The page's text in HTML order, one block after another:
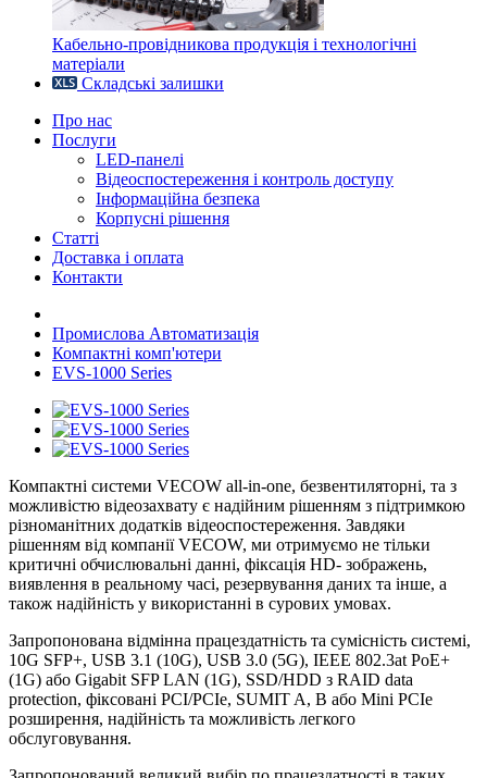
Кабельно-провідникова продукція і технологічні
матеріали
Складські залишки
Про нас
Послуги
LED-панелі
Відеоспостереження і контроль доступу
Інформаційна безпека
Корпусні рішення
Статті
Доставка і оплата
Контакти
Промислова Автоматизація
Компактні комп'ютери
EVS-1000 Series
Компактні системи VECOW all-in-one, безвентиляторні, та з
можливістю відеозахвату є надійним рішенням з підтримкою
різноманітних додатків відеоспостереження. Завдяки
рішенням від компанії VECOW, ми отримуємо не тільки
критичні обчислювальні данні, фіксація HD- зображень,
виявлення в реальному часі, резервування даних та інше, а
також надійність у використанні в сурових умовах.
Запропонована відмінна працездатність та сумісність системі,
10G SFP+, USB 3.1 (10G), USB 3.0 (5G), IEEE 802.3at PoE+
(1G) або Gigabit SFP LAN (1G), SSD/HDD з RAID data
protection, фіксовані PCI/PCIe, SUMIT A, B або Mini PCIe
розширення, надійність та можливість легкого
обслуговування.